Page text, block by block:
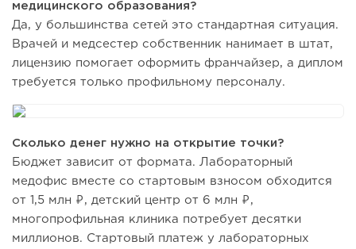
медицинского образования?
Да, у большинства сетей это стандартная ситуация.
Врачей и медсестер собственник нанимает в штат,
лицензию помогает оформить франчайзер, а диплом
требуется только профильному персоналу.
Сколько денег нужно на открытие точки?
Бюджет зависит от формата. Лабораторный
медофис вместе со стартовым взносом обходится
от 1,5 млн ₽, детский центр от 6 млн ₽,
многопрофильная клиника потребует десятки
миллионов. Стартовый платеж у лабораторных